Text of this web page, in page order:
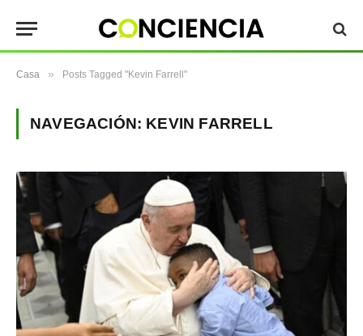
Casa » Posts Tagged "Kevin Farrell"
NAVEGACIÓN: KEVIN FARRELL